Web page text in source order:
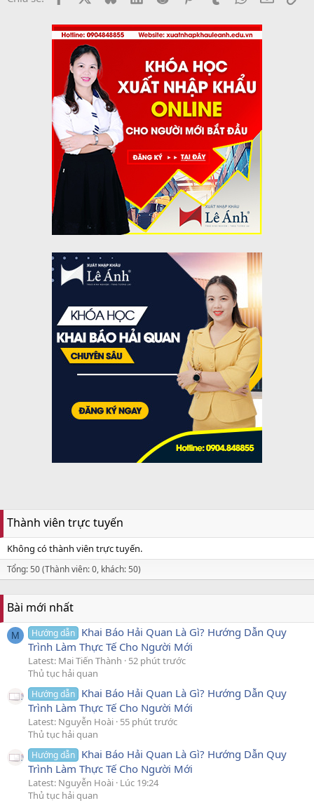
Thành viên trực tuyến
Không có thành viên trực tuyến.
Tổng: 50 (Thành viên: 0, khách: 50)
Bài mới nhất
M Hướng dẫn Khai Báo Hải Quan Là Gì? Hướng Dẫn Quy
Trình Làm Thực Tế Cho Người Mới
Latest: Mai Tiến Thành
52 phút trước
Thủ tục hải quan
Hướng dẫn Khai Báo Hải Quan Là Gì? Hướng Dẫn Quy
Trình Làm Thực Tế Cho Người Mới
Latest: Nguyễn Hoài 55 phút trước
Thủ tục hải quan
Hướng dẫn Khai Báo Hải Quan Là Gì? Hướng Dẫn Quy
Trình Làm Thực Tế Cho Người Mới
Latest: Nguyễn Hoài Lúc 19:24
Thủ tục hải quan